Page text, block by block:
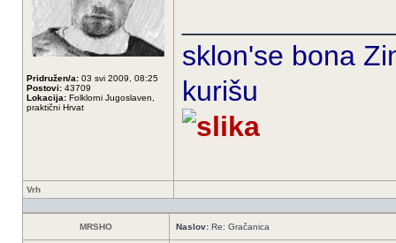
Pridružen/a: 03 svi 2009, 08:25
Postovi: 43709
Lokacija: Folklorni Jugoslaven,
praktični Hrvat
sklon'se bona
kurišu
Vrh
MRSHO Naslov: Re: Gračanica